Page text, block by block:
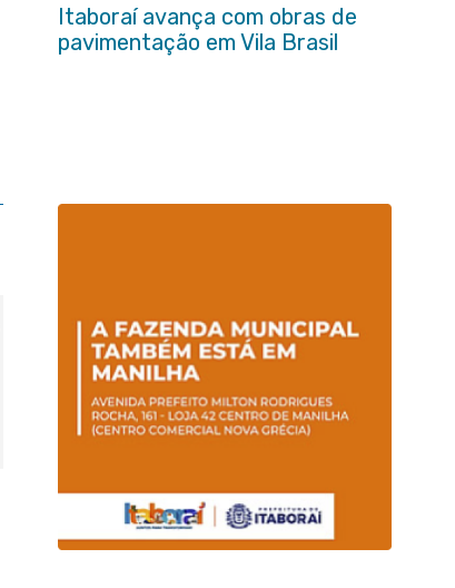
Itaboraí avança com obras de
pavimentação em Vila Brasil